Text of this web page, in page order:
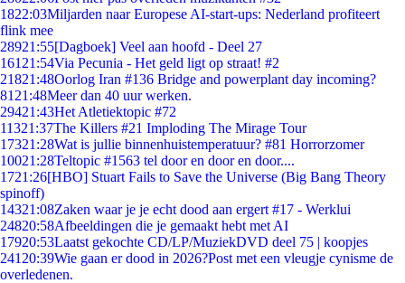
1822:03Miljarden naar Europese AI-start-ups: Nederland profiteert
flink mee
28921:55[Dagboek] Veel aan hoofd - Deel 27
161 21:54Via Pecunia - Het geld ligt op straat! #2
21821:48Oorlog Iran #136 Bridge and powerplant day incoming?
81 21:48Meer dan 40 uur werken.
29421:43Het Atletiektopic #72
11321:37The Killers #21 Imploding The Mirage Tour
17321:28Wat is jullie binnenhuistemperatuur? #81 Horrorzomer
10021:28Teltopic #1563 tel door en door en door....
1721:26[HBO] Stuart Fails to Save the Universe (Big Bang Theory
spinoff)
14321:08Zaken waar je je echt dood aan ergert #17 - Werklui
24820:58Afbeeldingen die je gemaakt hebt met AI
17920:53Laatst gekochte CD/LP/MuziekDVD deel 75 | koopjes
241 20:39Wie gaan er dood in 2026?Post met een vleugje cynisme de
overledenen.